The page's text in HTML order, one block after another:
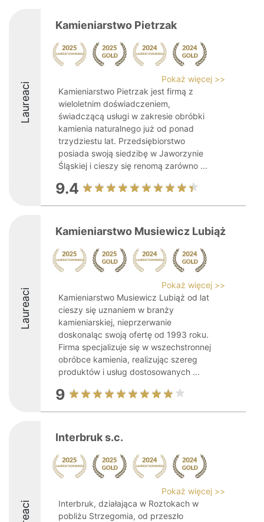
Laureaci
Kamieniarstwo Pietrzak
Pokaż więcej >>
Kamieniarstwo Pietrzak jest firmą z
wieloletnim doświadczeniem,
świadczącą usługi w zakresie obróbki
kamienia naturalnego już od ponad
trzydziestu lat. Przedsiębiorstwo
posiada swoją siedzibę w Jaworzynie
Śląskiej i cieszy się renomą zarówno ...
9.4
Laureaci
Kamieniarstwo Musiewicz Lubiąż
Pokaż więcej >>
Kamieniarstwo Musiewicz Lubiąż od lat
cieszy się uznaniem w branży
kamieniarskiej, nieprzerwanie
doskonaląc swoją ofertę od 1993 roku.
Firma specjalizuje się w wszechstronnej
obróbce kamienia, realizując szereg
produktów i usług dostosowanych ...
9
Interbruk s.c.
Pokaż więcej >>
Interbruk, działająca w Roztokach w
pobliżu Strzegomia, od przeszło